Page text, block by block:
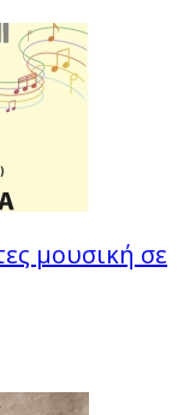
μουσική σε